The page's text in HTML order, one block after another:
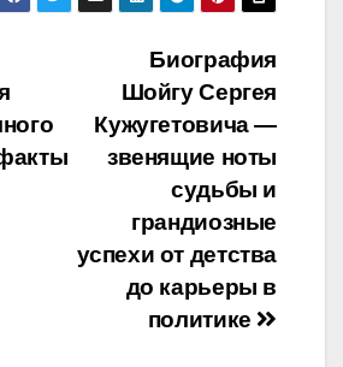
Биография
Шойгу Сергея
Кужугетовича —
звенящие ноты
судьбы и
грандиозные
успехи от детства
до карьеры в
политике